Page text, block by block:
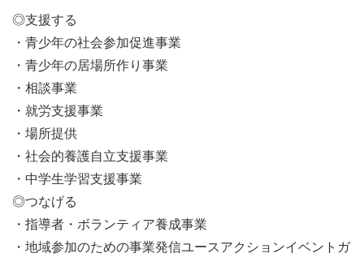
◎支援する
・青少年の社会参加促進事業
・青少年の居場所作り事業
・相談事業
・就労支援事業
・場所提供
・社会的養護自立支援事業
・中学生学習支援事業
◎つなげる
・指導者・ボランティア養成事業
・地域参加のための事業発信ユースアクションイベントガ